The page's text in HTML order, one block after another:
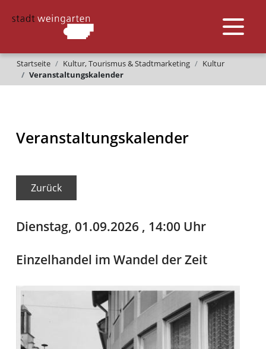
Startseite Kultur, Tourismus & Stadtmarketing
Kultur
Veranstaltungskalender
Veranstaltungskalender
Zurück
Dienstag, 01.09.2026 , 14:00 Uhr
Einzelhandel im Wandel der Zeit